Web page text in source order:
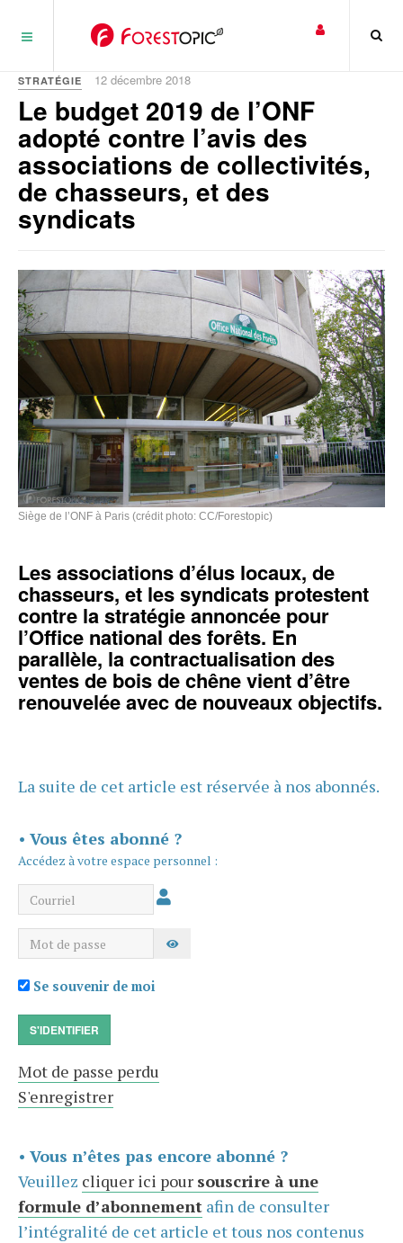
STRATÉGIE 12 décembre 2018
Le budget 2019 de l’ONF
adopté contre l’avis des
associations de collectivités,
de chasseurs, et des
syndicats
Siège de l’ONF à Paris (crédit photo: CC/Forestopic)
Les associations d’élus locaux, de
chasseurs, et les syndicats protestent
contre la stratégie annoncée pour
l’Office national des forêts. En
parallèle, la contractualisation des
ventes de bois de chêne vient d’être
renouvelée avec de nouveaux objectifs.
La suite de cet article est réservée à nos abonnés.
• Vous êtes abonné ?
Accédez à votre espace personnel :
Courriel
Mot de passe AFFICHER LE MOT DE PASSE
Se souvenir de moi
S'IDENTIFIER
Mot de passe perdu
S'enregistrer
• Vous n’êtes pas encore abonné ?
Veuillez cliquer ici pour souscrire à une
formule d’abonnement afin de consulter
l’intégralité de cet article et tous nos contenus